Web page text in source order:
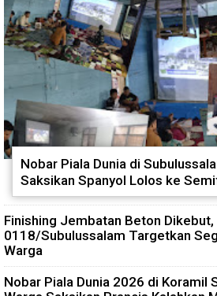
Nobar Piala Dunia di
Saksikan Spanyol Lolos ke
Finishing Jembatan Beton Dikebut,
0118/Subulussalam Targetkan
Warga
Nobar Piala Dunia 2026 di Koramil